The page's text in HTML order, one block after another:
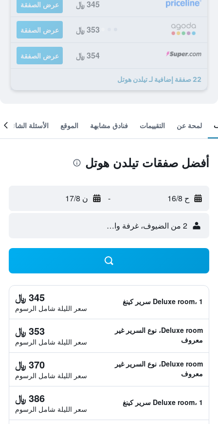
345 ﷼ عرض الصفقة
353 ﷼ عرض الصفقة
354 ﷼ عرض الصفقة
22 صفقة إضافية لـ تيلدن هوتل
لمحة عن التقييمات فنادق مشابهة الموقع الأسئلة الشائعة
أفضل صفقات تيلدن هوتل
ح 16/8 - ن 17/8
2 من الضيوف، غرفة واحدة
Deluxe room، 1 سرير كينغ 345 ﷼
سعر الليلة شامل الرسوم
Deluxe room، نوع السرير غير
معروف
353 ﷼
سعر الليلة شامل الرسوم
Deluxe room، نوع السرير غير
معروف
370 ﷼
سعر الليلة شامل الرسوم
Deluxe room، 1 سرير كينغ 386 ﷼
سعر الليلة شامل الرسوم